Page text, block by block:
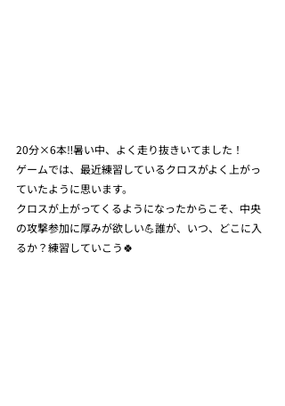
20分×6本‼️暑い中、よく走り抜きいてました！
ゲームでは、最近練習しているクロスがよく上がっ
ていたように思います。
クロスが上がってくるようになったからこそ、中央
の攻撃参加に厚みが欲しい💪誰が、いつ、どこに入
るか？練習していこう🍀